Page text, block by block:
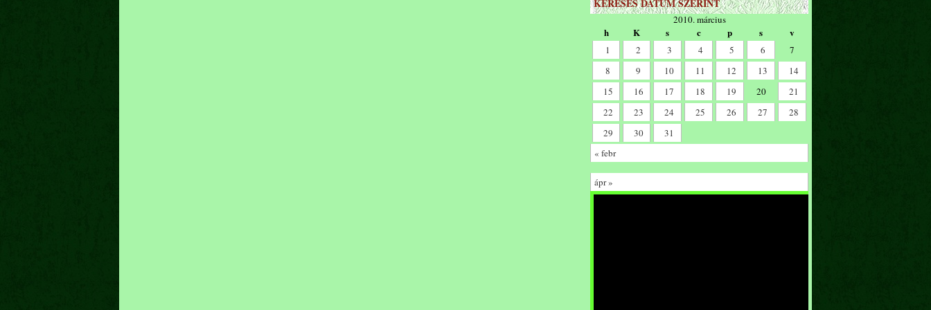
KERESÉS DÁTUM SZERINT
2010. március
h K s c p s v
1 2 3 4 5 6
7
8
9 10 11 12 13
14
15
16 17 18 19 20
21
22
23 24 25 26 27
28
29
30
31
« febr
ápr »